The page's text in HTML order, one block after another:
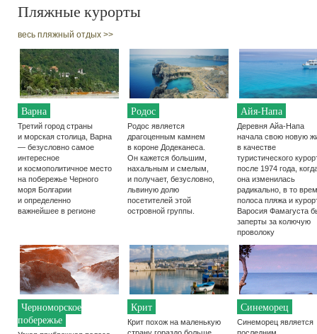
Пляжные курорты
весь пляжный отдых >>
Варна
Третий город страны
и морская столица, Варна
— безусловно самое
интересное
и космополитичное место
на побережье Черного
моря Болгарии
и определенно
важнейшее в регионе
Родос
Родос является
драгоценным камнем
в короне Додеканеса.
Он кажется большим,
нахальным и смелым,
и получает, безусловно,
львиную долю
посетителей этой
островной группы.
Айя-Напа
Деревня Айа-Напа
начала свою новую
в качестве
туристического
после 1974 года,
она изменилась
радикально, в то
полоса пляжа и
Варосия Фамагуста
заперты за колючую
проволоку
Черноморское
побережье
Крит
Крит похож на маленькую
Синеморец
Синеморец является